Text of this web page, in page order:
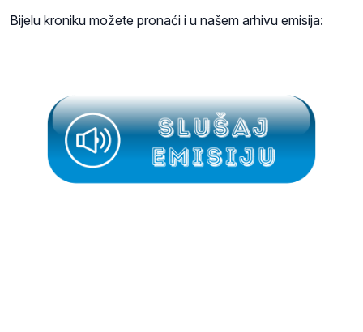
Bijelu kroniku možete pronaći i u našem arhivu emisija: